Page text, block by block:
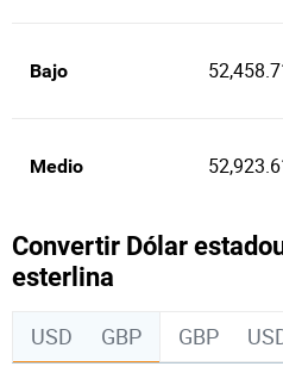
Bajo
Medio
Convertir Dólar
esterlina
USD GBP GBP